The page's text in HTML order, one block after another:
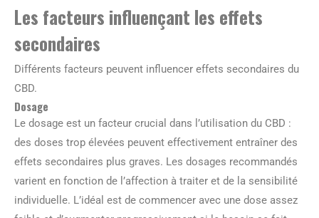
Les facteurs influençant les effets
secondaires
Différents facteurs peuvent influencer effets secondaires du
CBD.
Dosage
Le dosage est un facteur crucial dans l’utilisation du CBD :
des doses trop élevées peuvent effectivement entraîner des
effets secondaires plus graves. Les dosages recommandés
varient en fonction de l’affection à traiter et de la sensibilité
individuelle. L’idéal est de commencer avec une dose assez